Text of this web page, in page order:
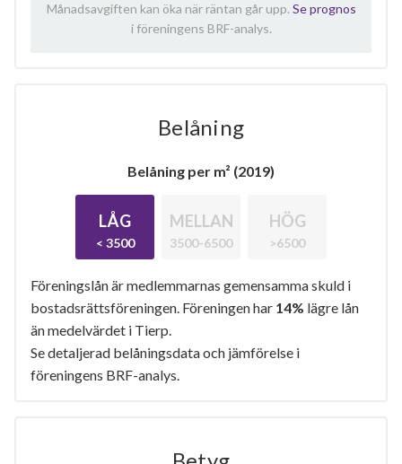
Månadsavgiften kan öka när räntan går upp. Se prognos
i föreningens BRF-analys.
Belåning
Belåning per m² (2019)
LÅG
< 3500
MELLAN
3500-6500
HÖG
>6500
Föreningslån är medlemmarnas gemensamma skuld i
bostadsrättsföreningen. Föreningen har 14% lägre lån
än medelvärdet i Tierp.
Se detaljerad belåningsdata och jämförelse i
föreningens BRF-analys.